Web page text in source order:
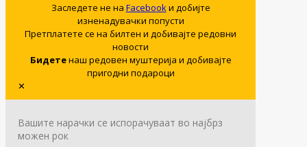
Заследете не на Facebookи добијте
изненадувачки попусти
Претплатете се на билтен и добивајте редовни
новости
Бидетенаш редовен муштерија и добивајте
пригодни подароци
✕
Вашите нарачки се испорачуваат во најбрз
можен рок